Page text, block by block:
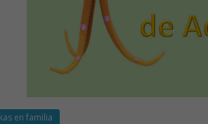
en familia